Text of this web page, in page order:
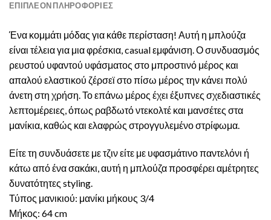
ΕΠΙΠΛΈΟΝ ΠΛΗΡΟΦΟΡΊΕΣ
Ένα κομμάτι μόδας για κάθε περίσταση! Αυτή η μπλούζα
είναι τέλεια για μια φρέσκια, casual εμφάνιση. Ο συνδυασμός
ρευστού υφαντού υφάσματος στο μπροστινό μέρος και
απαλού ελαστικού ζέρσεϊ στο πίσω μέρος την κάνει πολύ
άνετη στη χρήση. Το επάνω μέρος έχει έξυπνες σχεδιαστικές
λεπτομέρειες, όπως ραβδωτό ντεκολτέ και μανσέτες στα
μανίκια, καθώς και ελαφρώς στρογγυλεμένο στρίφωμα.
Είτε τη συνδυάσετε με τζιν είτε με υφασμάτινο παντελόνι ή
κάτω από ένα σακάκι, αυτή η μπλούζα προσφέρει αμέτρητες
δυνατότητες styling.
Τύπος μανικιού: μανίκι μήκους 3/4
Μήκος: 64 cm